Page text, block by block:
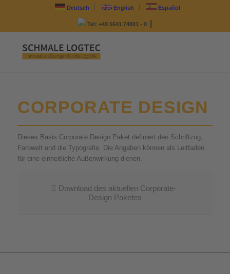
Deutsch English Español
Tel: +49 5641 74801 - 0
CORPORATE DESIGN
Dieses Basis Corporate Design Paket definiert den Schriftzug,
Farbwelt und die Typografie. Die Angaben können als Leitfaden
für eine einheitliche Außenwirkung dienen.
Download des aktuellen Corporate-
Design Paketes